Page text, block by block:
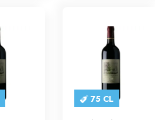
75 CL